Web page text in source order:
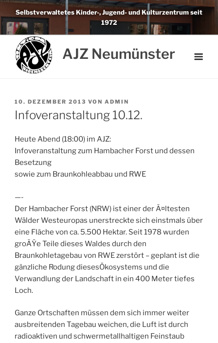
Weiter
zum
Inhalt
Selbstverwaltetes Kinder-, Jugend- und Kulturzentrum seit
1972
AJZ Neumünster
VERÖFFENTLICHT
AM
10. DEZEMBER 2013 VON ADMIN
Infoveranstaltung 10.12.
Heute Abend (18:00) im AJZ:
Infoveranstaltung zum Hambacher Forst und dessen
Besetzung
sowie zum Braunkohleabbau und RWE
—-
Der Hambacher Forst (NRW) ist einer der Ã¤ltesten
Wälder Westeuropas unerstreckte sich einstmals über
eine Fläche von ca. 5.500 Hektar. Seit 1978 wurden
groÃŸe Teile dieses Waldes durch den
Braunkohletagebau von RWE zerstört – geplant ist die
gänzliche Rodung diesesÖkosystems und die
Verwandlung der Landschaft in ein 400 Meter tiefes
Loch.
Ganze Ortschaften müssen dem sich immer weiter
ausbreitenden Tagebau weichen, die Luft ist durch
radioaktiven und schwermetallhaltigen Feinstaub